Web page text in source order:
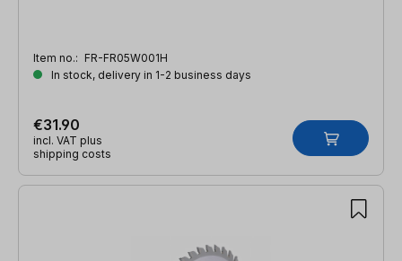
Item no.: FR-FR05W001H
In stock, delivery in 1-2 business days
€31.90
incl. VAT plus
shipping costs